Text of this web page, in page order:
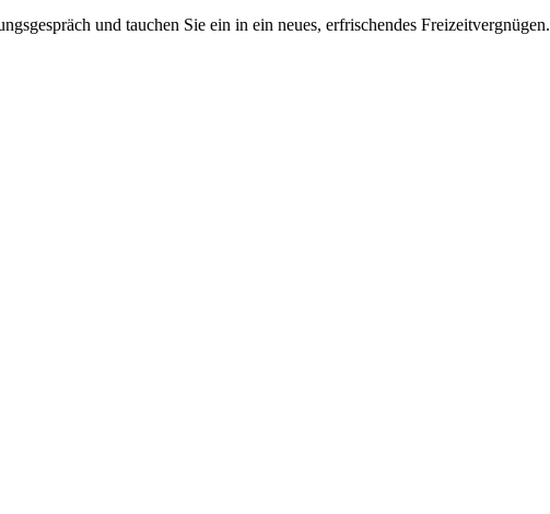
und tauchen Sie ein in ein neues, erfrischendes Freizeitvergnügen.